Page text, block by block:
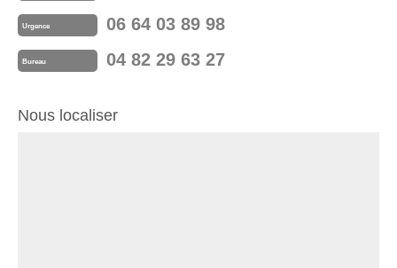
Urgence 06 64 03 89 98
Bureau 04 82 29 63 27
Nous localiser